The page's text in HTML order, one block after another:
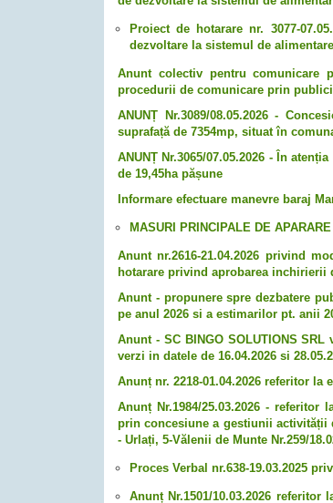
Proiect de hotarare nr. 3077-
dezvoltare la sistemul de
Anunt colectiv pentru comunicare
procedurii de comunicare prin
ANUNȚ Nr.3089/08.05.2026 -
suprafață de 7354mp, situat în
ANUNȚ Nr.3065/07.05.2026 - În
de 19,45ha pășune
Informare efectuare manevre baraj
MASURI PRINCIPALE DE
Anunt nr.2616-21.04.2026 privind
hotarare privind aprobarea
Anunt - propunere spre dezbatere
pe anul 2026 si a estimarilor pt. anii
Anunt - SC BINGO SOLUTIONS
verzi in datele de 16.04.2026 si
Anunț nr. 2218-01.04.2026 referitor
Anunț Nr.1984/25.03.2026 -
prin concesiune a gestiunii activității
- Urlați, 5-Vălenii de Munte Nr.259/
Proces Verbal nr.638-19.03.2025
Anunț Nr.1501/10.03.2026